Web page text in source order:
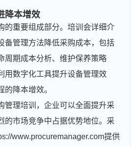
降本增效
的重要组成部分。培训会详细介
备管理方法降低采购成本，包括
周期成本分析、维护保养策略
用数字化工具提升设备管理效
的降本增效。
管理培训，企业可以全面提升采
的市场竞争中占据优势地位。采
www.procuremanager.com提供